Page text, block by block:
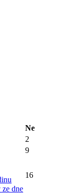
Ne
2
9
ze dne
16